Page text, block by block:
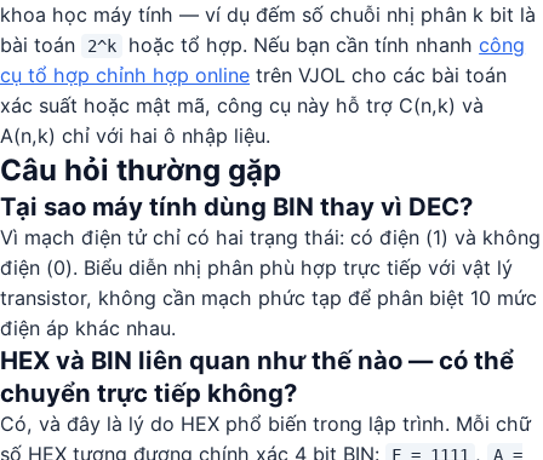
khoa học máy tính — ví dụ đếm số chuỗi nhị phân k bit là
bài toán
2^k hoặc tổ hợp. Nếu bạn cần tính nhanhcông
cụ tổ hợp chỉnh hợp online trên VJOL cho các bài toán
xác suất hoặc mật mã, công cụ này hỗ trợ C(n,k) và
A(n,k) chỉ với hai ô nhập liệu.
Câu hỏi thường gặp
Tại sao máy tính dùng BIN thay vì DEC?
Vì mạch điện tử chỉ có hai trạng thái: có điện (1) và không
điện (0). Biểu diễn nhị phân phù hợp trực tiếp với vật lý
transistor, không cần mạch phức tạp để phân biệt 10 mức
điện áp khác nhau.
HEX và BIN liên quan như thế nào — có thể
chuyển trực tiếp không?
Có, và đây là lý do HEX phổ biến trong lập trình. Mỗi chữ
số HEX tương đương chính xác 4 bit BIN:
F = 1111 ,
A =